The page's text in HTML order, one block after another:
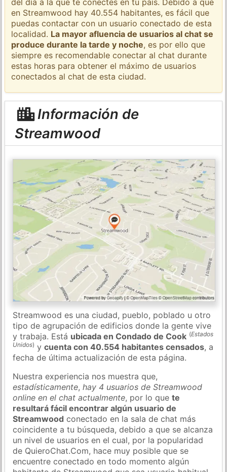
en Streamwood hay 40.554 habitantes, es fácil que
puedas contactar con un usuario conectado de esta
localidad. La mayor afluencia de usuarios al chat se
produce durante la tarde y noche, es por ello que
siempre es recomendable conectar al chat durante
estas horas para obtener el máximo de usuarios
conectados al chat de esta ciudad.
Información de
Streamwood
Streamwood es una ciudad, pueblo, poblado u otro
tipo de agrupación de edificios donde la gente vive
y trabaja. Está ubicada en Condado de Cook (Estados
Unidos) ycuenta con 40.554 habitantes censados, a
fecha de última actualización de esta página.
Nuestra experiencia nos muestra que,
estadísticamente,hay 4 usuarios de Streamwood
online en el chat actualmente, por lo quete
resultará fácil encontrar algún usuario de
Streamwood conectado en la sala de chat más
coincidente a tu búsqueda, debido a que se alcanza
un nivel de usuarios en el cual, por la popularidad
de QuieroChat.Com, hace muy posible que se
encuentre conectado en todo momento algún